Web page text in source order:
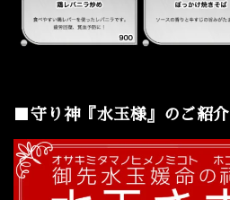
■守り神『水玉様』のご紹介